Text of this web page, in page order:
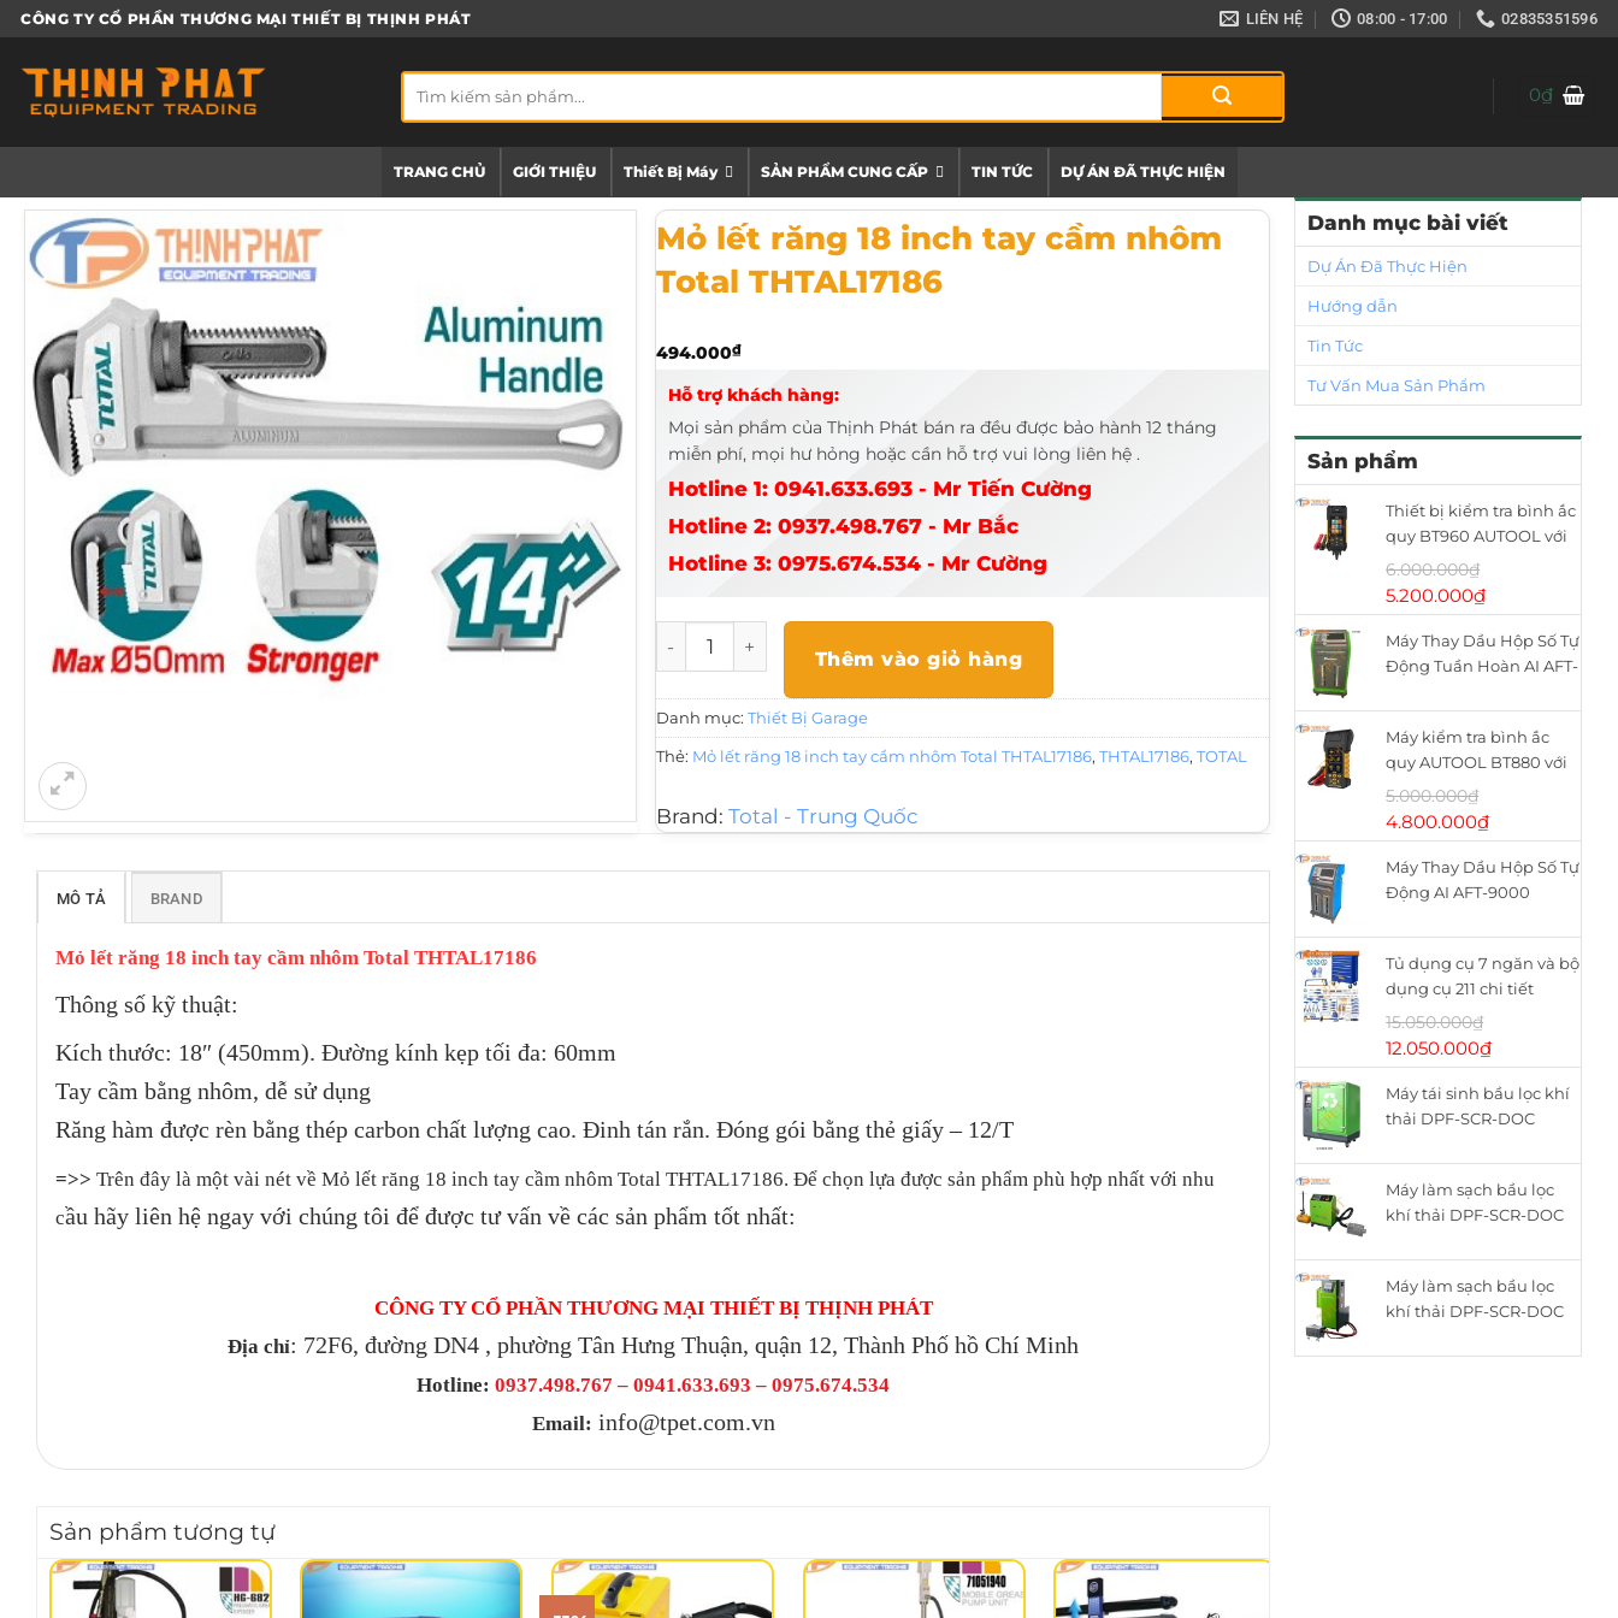
Bỏ
nội
dung
CÔNG TY CỔ PHẦN THƯƠNG MẠI THIẾT BỊ THỊNH PHÁT LIÊN HỆ 08:00 - 17:00 02835351596
kiếm:
0₫
TRANG CHỦ GIỚI THIỆU Thiết Bị Máy SẢN PHẨM CUNG CẤP TIN TỨC DỰ ÁN ĐÃ THỰC HIỆN
Danh mục bài viết
Dự Án Đã Thực Hiện
Hướng dẫn
Tin Tức
Tư Vấn Mua Sản Phẩm
Sản phẩm
Thiết bị kiểm tra bình ắc
quy BT960 AUTOOL với
máy in nhiệt
6.000.000₫
Giá
gốc
là:
6.000.000₫.
5.200.000₫Giá
hiện
tại
là:
Máy Thay Dầu Hộp Số Tự
Động Tuần Hoàn AI AFT-
Máy kiểm tra bình ắc
quy AUTOOL BT880 với
máy in nhiệt
5.000.000₫
Giá
gốc
là:
5.000.000₫.
4.800.000₫Giá
hiện
tại
là:
Máy Thay Dầu Hộp Số Tự
Động AI AFT-9000
Tủ dụng cụ 7 ngăn và bộ
dụng cụ 211 chi tiết
WHS2111 WADFOW
15.050.000₫
Giá
gốc
là:
15.050.000₫.
12.050.000₫Giá
hiện
tại
là:
Máy tái sinh bầu lọc khí
thải DPF-SCR-DOC
cơ Diesel ZQYM-518C
Máy làm sạch bầu lọc
khí thải DPF-SCR-DOC
ZQYM A8
Máy làm sạch bầu lọc
khí thải DPF-SCR-DOC
ZQYM 508A
Mỏ lết răng 18 inch tay cầm nhôm Total THTAL17186
Mỏ lết răng 18 inch tay cầm nhôm
Total THTAL17186
494.000₫
Hỗ trợ khách hàng:
Mọi sản phẩm của Thịnh Phát bán ra đều được bảo hành 12 tháng
miễn phí, mọi hư hỏng hoặc cần hỗ trợ vui lòng liên hệ .
Hotline 1: 0941.633.693 - Mr Tiến Cường
Hotline 2: 0937.498.767 - Mr Bắc
Hotline 3: 0975.674.534 - Mr Cường
Mỏ lết răng 18 inch tay cầm nhôm Total THTAL17186 số lượng
Thêm vào giỏ hàng
Danh mục:Thiết Bị Garage
Thẻ: Mỏ lết răng 18 inch tay cầm nhôm Total THTAL17186,THTAL17186,TOTAL
Brand: Total - Trung Quốc
MÔ TẢ BRAND
Mỏ lết răng 18 inch tay cầm nhôm Total THTAL17186
Thông số kỹ thuật:
Kích thước: 18″ (450mm). Đường kính kẹp tối đa: 60mm
Tay cầm bằng nhôm, dễ sử dụng
Răng hàm được rèn bằng thép carbon chất lượng cao. Đinh tán rắn. Đóng gói bằng thẻ giấy – 12/T
=>> Trên đây là một vài nét về Mỏ lết răng 18 inch tay cầm nhôm Total THTAL17186. Để chọn lựa được sản phẩm phù hợp nhất với nhu
cầu hãy liên hệ ngay với chúng tôi để được tư vấn về các sản phẩm tốt nhất:
CÔNG TY CỔ PHẦN THƯƠNG MẠI THIẾT BỊ THỊNH PHÁT
Địa chỉ: 72F6, đường DN4 , phường Tân Hưng Thuận, quận 12, Thành Phố hồ Chí Minh
Hotline: 0937.498.767 – 0941.633.693 –0975.674.534
Email: info@tpet.com.vn
Sản phẩm tương tự